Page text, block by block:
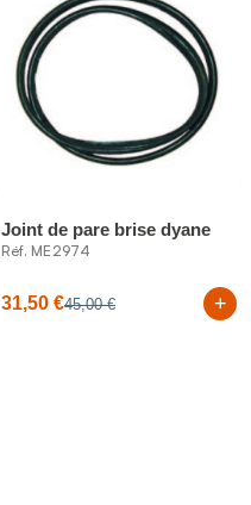
Joint de pare brise dyane
Réf. ME2974
31,50 €45,00 € +